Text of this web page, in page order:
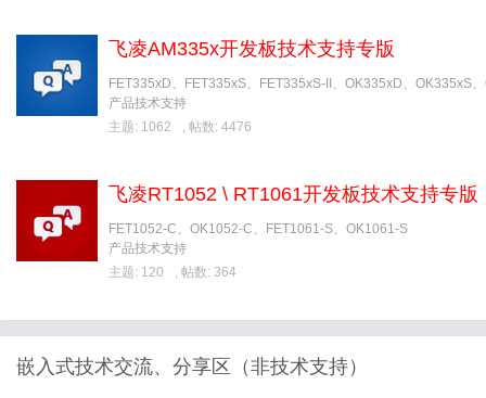
飞凌AM335x开发板技术支持专版
FET335xD、FET335xS、FET335xS-II、OK335xD、OK335xS
产品技术支持
主题: 1062
, 帖数: 4476
飞凌RT1052 \ RT1061开发板技术支持专版
FET1052-C、OK1052-C、FET1061-S、OK1061-S
产品技术支持
主题: 120
, 帖数: 364
嵌入式技术交流、分享区（非技术支持）